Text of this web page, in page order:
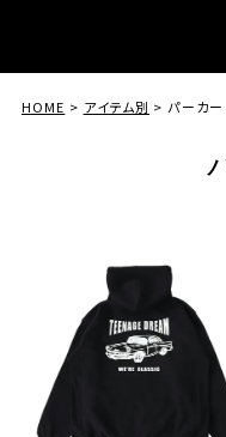
HOME アイテム別 パーカー